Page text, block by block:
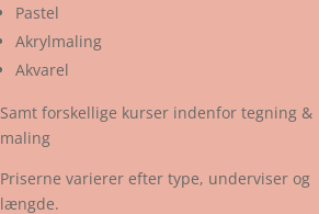
Pastel
Akrylmaling
Akvarel
Samt forskellige kurser indenfor tegning &
maling
Priserne varierer efter type, underviser og
længde.